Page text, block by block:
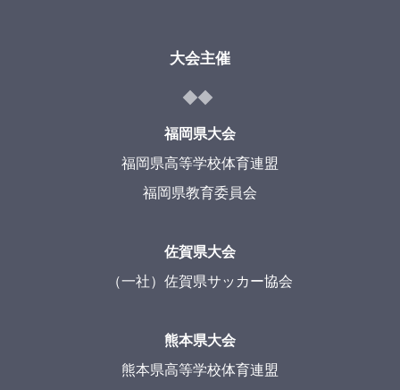
大会主催
福岡県大会
福岡県高等学校体育連盟
福岡県教育委員会
佐賀県大会
（一社）佐賀県サッカー協会
熊本県大会
熊本県高等学校体育連盟